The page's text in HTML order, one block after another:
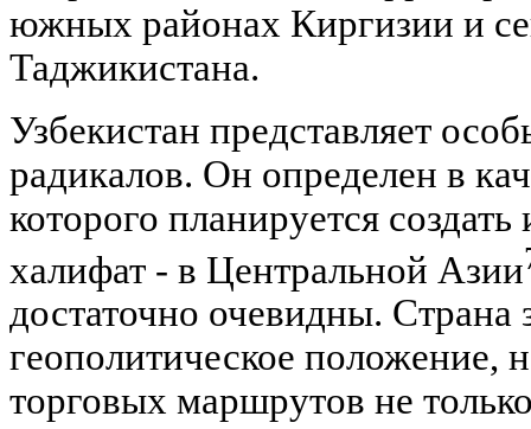
южных районах Киргизии и
Таджикистана.
Узбекистан представляет
радикалов. Он определен в
которого планируется
халифат - в Центральной Азии
достаточно очевидны. Страна
геополитическое положение,
торговых маршрутов не